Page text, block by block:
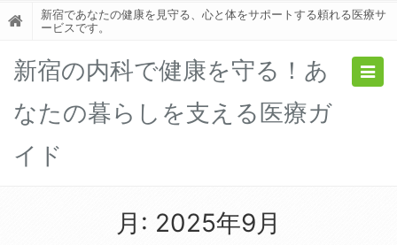
新宿であなたの健康を見守る、心と体をサポートする頼れる医療サ
ービスです。
新宿の内科で健康を守る！あ
なたの暮らしを支える医療ガ
イド
月: 2025年9月